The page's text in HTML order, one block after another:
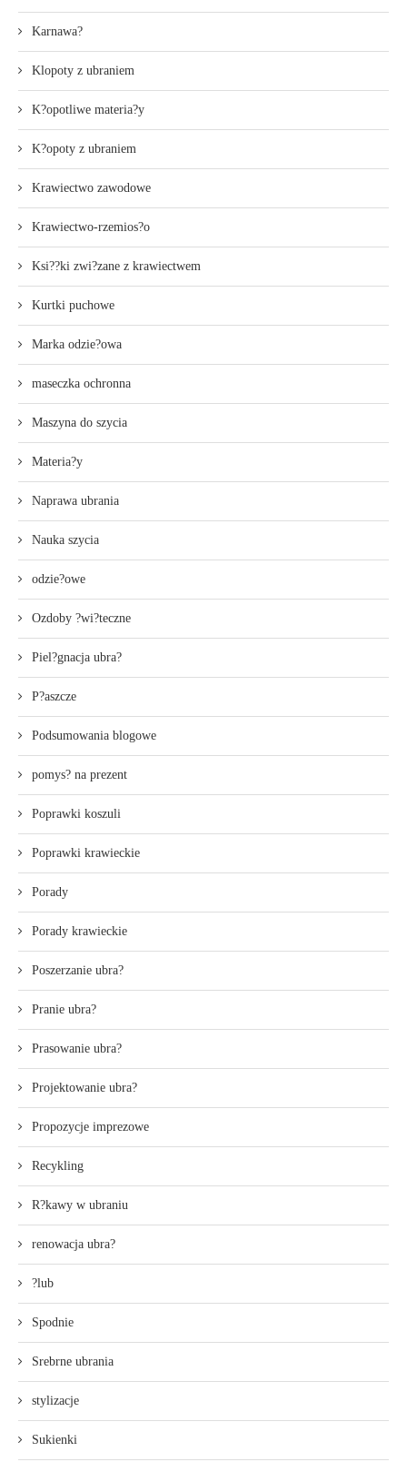
Karnawa?
Klopoty z ubraniem
K?opotliwe materia?y
K?opoty z ubraniem
Krawiectwo zawodowe
Krawiectwo-rzemios?o
Ksi??ki zwi?zane z krawiectwem
Kurtki puchowe
Marka odzie?owa
maseczka ochronna
Maszyna do szycia
Materia?y
Naprawa ubrania
Nauka szycia
odzie?owe
Ozdoby ?wi?teczne
Piel?gnacja ubra?
P?aszcze
Podsumowania blogowe
pomys? na prezent
Poprawki koszuli
Poprawki krawieckie
Porady
Porady krawieckie
Poszerzanie ubra?
Pranie ubra?
Prasowanie ubra?
Projektowanie ubra?
Propozycje imprezowe
Recykling
R?kawy w ubraniu
renowacja ubra?
?lub
Spodnie
Srebrne ubrania
stylizacje
Sukienki